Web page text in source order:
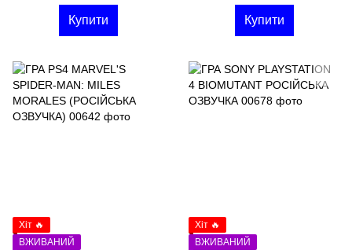
Купити Купити
Хіт 🔥
ВЖИВАНИЙ
Хіт 🔥
ВЖИВАНИЙ